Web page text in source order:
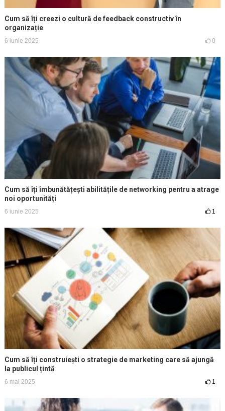
Cum să îți creezi o cultură de feedback constructiv în
organizație
6 iunie 2025 0
Cum să îți îmbunătățești abilitățile de networking pentru a atrage
noi oportunități
6 iunie 2025 1
Cum să îți construiești o strategie de marketing care să ajungă
la publicul țintă
6 mai 2025 1